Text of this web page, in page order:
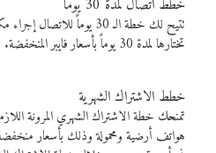
خطط اتصال لمدة 30 يومًا
تتيح لك خطة الـ 30 يوماً
تختارها لمدة 30 يوماً بأسعار فايبر المنخفضة.
خطط الاشتراك الشهرية
تمنحك خطة الاشتراك الشهري المرونة
هواتف أرضية ومحمولة وذلك بأسعار